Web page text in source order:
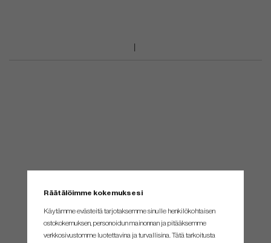
Räätälöimme kokemuksesi
Käytämme evästeitä tarjotaksemme sinulle henkilökohtaisen
ostokokemuksen, personoidun mainonnan ja pitääksemme
verkkosivustomme luotettavina ja turvallisina. Tätä tarkoitusta